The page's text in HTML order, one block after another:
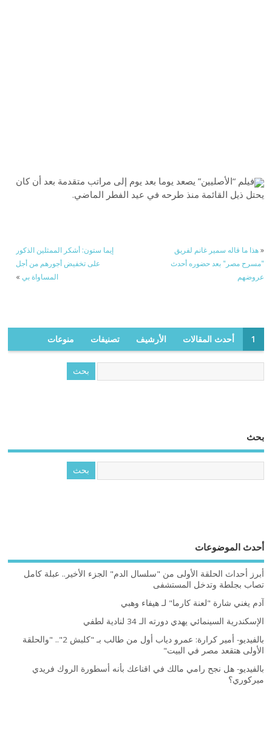
فيلم “الأصليين” يصعد يوما بعد يوم إلى مراتب متقدمة بعد أن كان
يحتل ذيل القائمة منذ طرحه في عيد الفطر الماضي.
«هذا ما قاله سمير غانم لفريق
"مسرح مصر" بعد حضوره أحدث
عروضهم
إيما ستون: أشكر الممثلين الذكور
على تخفيض أجورهم من أجل
المساواة بي»
1 أحدث المقالات الأرشيف تصنيفات منوعات
بحث
أحدث الموضوعات
أبرز أحداث الحلقة الأولى من "سلسال الدم" الجزء الأخير.. عبلة كامل
تصاب بجلطة وتدخل المستشفى
آدم يغني شارة "لعنة كارما" لـ هيفاء وهبي
الإسكندرية السينمائي يهدي دورته الـ 34 لنادية لطفي
بالفيديو- أمير كرارة: عمرو دياب أول من طالب بـ "كلبش 2".. "والحلقة
الأولى هتقعد مصر في البيت"
بالفيديو- هل نجح رامي مالك في اقناعك بأنه أسطورة الروك فريدي
ميركوري؟